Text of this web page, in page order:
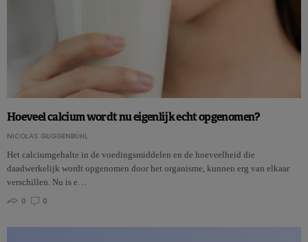
Hoeveel calcium wordt nu eigenlijk echt opgenomen?
NICOLAS GUGGENBÜHL
Het calciumgehalte in de voedingsmiddelen en de hoeveelheid die
daadwerkelijk wordt opgenomen door het organisme, kunnen erg van elkaar
verschillen. Nu is e…
0
0